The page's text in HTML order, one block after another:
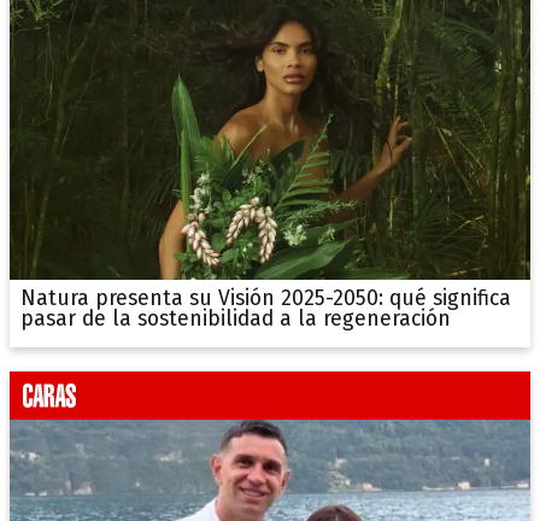
Natura presenta su Visión 2025-2050: qué significa
pasar de la sostenibilidad a la regeneración